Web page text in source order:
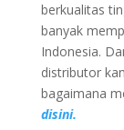
berkualitas
banyak
Indonesia.
distributor
bagaimana
disini.